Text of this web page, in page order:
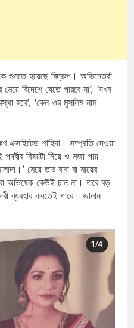
শুনতে হয়েছে বিদ্রুপ। অভিনেত্রী
বিদেশে যেতে পারবে না’, ‘যখন
হবে’, ‘কেন ওর মুসলিম নাম
এক্সাইটেড শাহিদা। সম্প্রতি দেওয়া
বিষয়টা নিয়ে ও মজা পায়।
মেয়ে তার বাবা বা মায়ের
অভিষেক কেউই চান না। তবে বড়
ব্যবহার করতেই পারে। জানান